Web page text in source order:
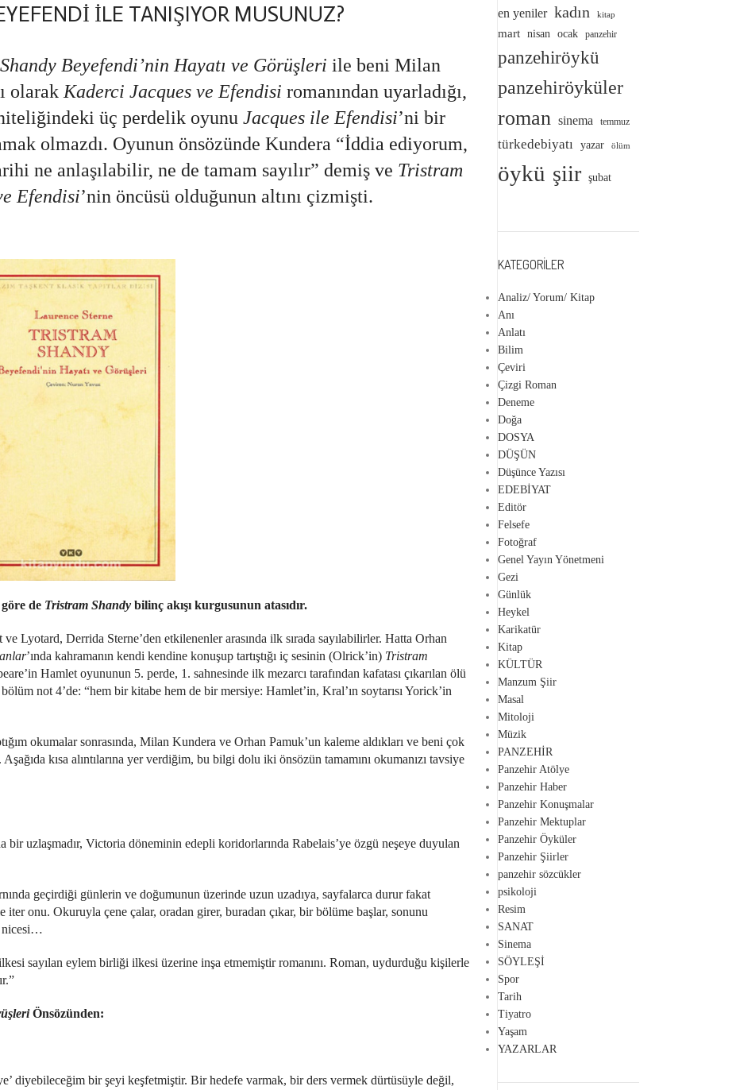
İLE TANIŞIYOR MUSUNUZ?
Beyefendi’nin Hayatı ve Görüşleri ile beni Milan
olarak Kaderci Jacques ve Efendisi romanından uyarladığı,
niteliğindeki üç perdelik oyunuJacques ile Efendisi’ni bir
olmazdı. Oyunun önsözünde Kundera “İddia ediyorum,
ne anlaşılabilir, ne de tamam sayılır” demiş ve Tristram
Efendisi’nin öncüsü olduğunun altını çizmişti.
de Tristram Shandy bilinç akışı kurgusunun atasıdır.
Lyotard, Derrida Sterne’den etkilenenler arasında ilk sırada sayılabilirler. Hatta Orhan
’ında kahramanın kendi kendine konuşup tartıştığı iç sesinin (Olrick’in) Tristram
Hamlet oyununun 5. perde, 1. sahnesinde ilk mezarcı tarafından kafatası çıkarılan ölü
not 4’de: “hem bir kitabe hem de bir mersiye: Hamlet’in, Kral’ın soytarısı Yorick’in
okumalar sonrasında, Milan Kundera ve Orhan Pamuk’un kaleme aldıkları ve beni çok
kısa alıntılarına yer verdiğim, bu bilgi dolu iki önsözün tamamını okumanızı tavsiye
bir uzlaşmadır, Victoria döneminin edepli koridorlarında Rabelais’ye özgü neşeye duyulan
geçirdiği günlerin ve doğumunun üzerinde uzun uzadıya, sayfalarca durur fakat
onu. Okuruyla çene çalar, oradan girer, buradan çıkar, bir bölüme başlar, sonunu
nicesi…
sayılan eylem birliği ilkesi üzerine inşa etmemiştir romanını. Roman, uydurduğu kişilerle
Önsözünden:
diyebileceğim bir şeyi keşfetmiştir. Bir hedefe varmak, bir ders vermek dürtüsüyle değil,
en yeniler kadın kitap
mart nisan ocak panzehir
panzehiröykü
panzehiröyküler
roman sinema temmuz
türkedebiyatı yazar ölüm
öykü şiir şubat
KATEGORILER
Analiz/ Yorum/ Kitap
Anı
Anlatı
Bilim
Çeviri
Çizgi Roman
Deneme
Doğa
DOSYA
DÜŞÜN
Düşünce Yazısı
EDEBİYAT
Editör
Felsefe
Fotoğraf
Genel Yayın Yönetmeni
Gezi
Günlük
Heykel
Karikatür
Kitap
KÜLTÜR
Manzum Şiir
Masal
Mitoloji
Müzik
PANZEHİR
Panzehir Atölye
Panzehir Haber
Panzehir Konuşmalar
Panzehir Mektuplar
Panzehir Öyküler
Panzehir Şiirler
panzehir sözcükler
psikoloji
Resim
SANAT
Sinema
SÖYLEŞİ
Spor
Tarih
Tiyatro
Yaşam
YAZARLAR